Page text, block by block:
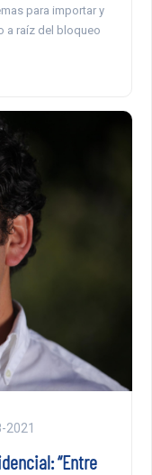
para importar y
a raíz del bloqueo
2021
“Entre